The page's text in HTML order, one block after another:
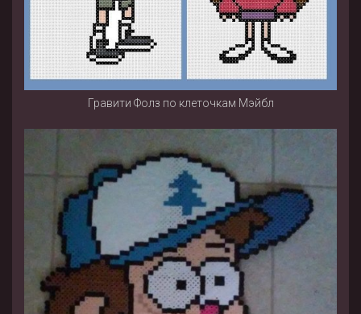
Гравити Фолз по клеточкам Мэйбл